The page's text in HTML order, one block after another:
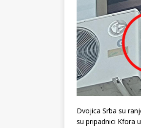
Dvojica Srba su
su pripadnici Kfora